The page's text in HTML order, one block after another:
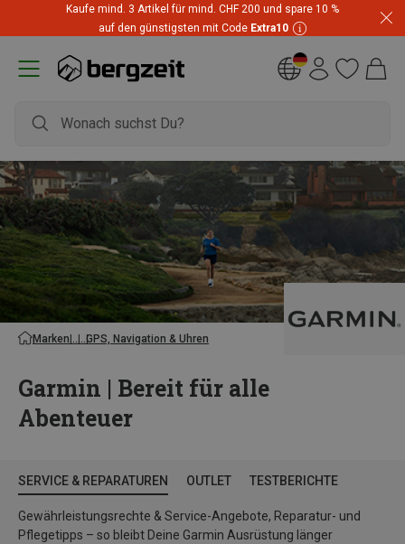
Kaufe mind. 3 Artikel für mind. CHF 200 und spare 10 %
auf den günstigsten mit Code Extra10
Marken GPS, Navigation & Uhren
Garmin | Bereit für alle
Abenteuer
SERVICE & REPARATUREN OUTLET TESTBERICHTE
Gewährleistungsrechte & Service-Angebote, Reparatur- und
Pflegetipps – so bleibt Deine Garmin Ausrüstung länger